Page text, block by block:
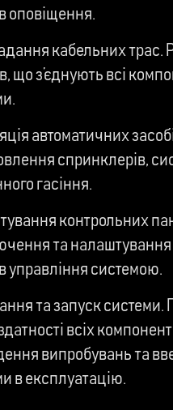
оповіщення.
кабельних трас.
що з’єднують всі
автоматичних
спринклерів,
гасіння.
контрольних
та
управління системою.
та запуск системи.
всіх
випробувань та
в експлуатацію.